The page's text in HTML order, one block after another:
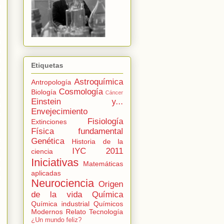
Etiquetas
Antropología Astroquímica
Biología Cosmología Cáncer
Einstein y...
Envejecimiento
Extinciones
Fisiología
Física fundamental
Genética
Historia de la
ciencia
IYC 2011
Iniciativas
Matemáticas
aplicadas
Neurociencia Origen
de la vida
Química
Química industrial Químicos
Modernos Relato Tecnología
¿Un mundo feliz?